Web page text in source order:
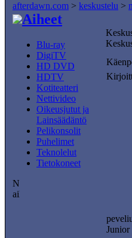
afterdawn.com > keskustelu >
Aiheet
Blu-ray
DigiTV
HD DVD
HDTV
Kotiteatteri
Nettivideo
Oikeusjutut ja
Lainsäädäntö
Pelikonsolit
Puhelimet
Teknolelut
Tietokoneet
Junior